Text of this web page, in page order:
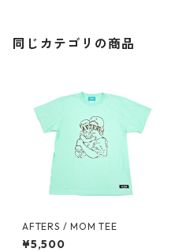
同じカテゴリの商品
AFTERS / MOM TEE
¥5,500